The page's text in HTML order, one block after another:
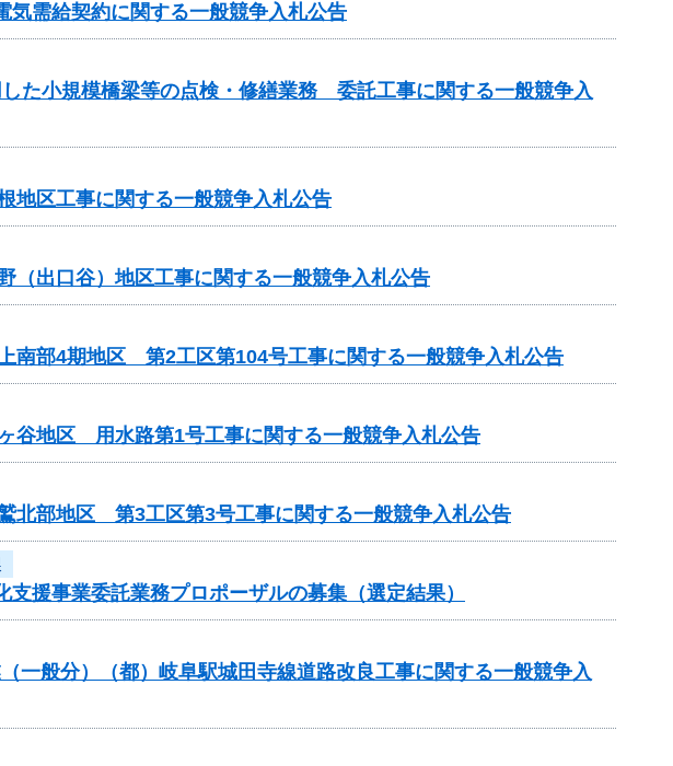
気需給契約に関する一般競争入札公告
小規模橋梁等の点検・修繕業務 委託工事に関する一般競争入
区工事に関する一般競争入札公告
出口谷）地区工事に関する一般競争入札公告
南部4期地区 第2工区第104号工事に関する一般競争入札公告
谷地区 用水路第1号工事に関する一般競争入札公告
北部地区 第3工区第3号工事に関する一般競争入札公告
援事業委託業務プロポーザルの募集（選定結果）
一般分）（都）岐阜駅城田寺線道路改良工事に関する一般競争入